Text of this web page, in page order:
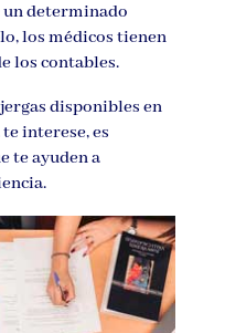
un determinado
los médicos tienen
los contables.
disponibles en
interese, es
te ayuden a